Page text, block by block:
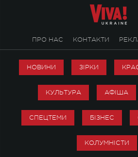
ПРО НАС КОНТАКТИ
НОВИНИ ЗІРКИ
КУЛЬТУРА АФІША
СПЕЦТЕМИ БІЗНЕС
КОЛУМНІСТИ